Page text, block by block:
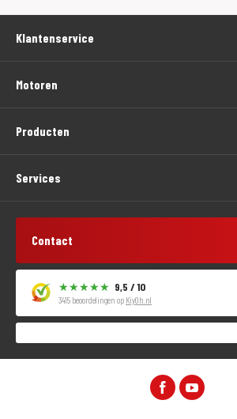
Klantenservice
Motoren
Producten
Services
Contact
9,5 / 10
3415 beoordelingen op KiyOh.nl